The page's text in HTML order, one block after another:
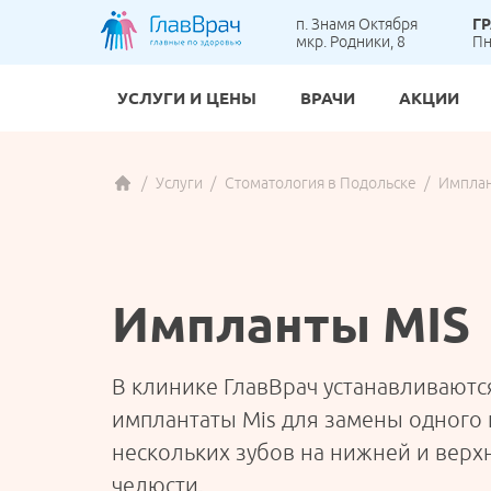
п. Знамя Октября
мкр. Родники, 8
УСЛУГИ И ЦЕНЫ
АНАЛИЗЫ И ДИАГНОСТИКА
СТОМАТОЛОГИЯ
ВРАЧИ АКЦИИ
Услуги Стоматология в Подольске
Импланты MIS
В клинике ГлавВрач
имплантаты Mis для замены одного
нескольких зубов на нижней и
челюсти.